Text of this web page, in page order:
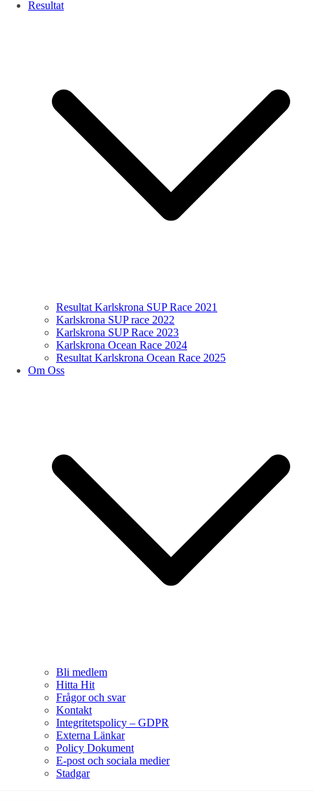
Resultat
Resultat Karlskrona SUP Race 2021
Karlskrona SUP race 2022
Karlskrona SUP Race 2023
Karlskrona Ocean Race 2024
Resultat Karlskrona Ocean Race 2025
Om Oss
Bli medlem
Hitta Hit
Frågor och svar
Kontakt
Integritetspolicy – GDPR
Externa Länkar
Policy Dokument
E-post och sociala medier
Stadgar